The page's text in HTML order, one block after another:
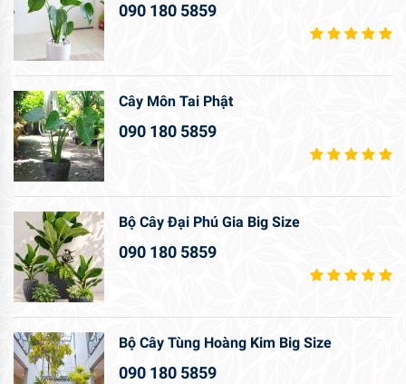
090 180 5859
Cây Môn Tai Phật
090 180 5859
Bộ Cây Đại Phú Gia Big Size
090 180 5859
Bộ Cây Tùng Hoàng Kim Big Size
090 180 5859